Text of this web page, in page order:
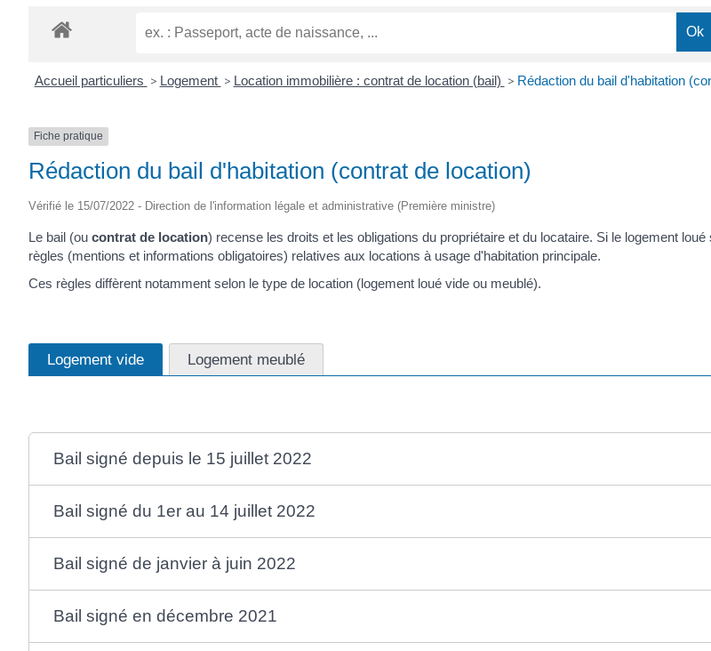
Accueil particuliers > Logement > Location immobilière : contrat de location (bail) > Rédaction du bail d'habitation
Fiche pratique
Rédaction du bail d'habitation (contrat de location)
Vérifié le 15/07/2022 - Direction de l'information légale et administrative (Première ministre)
Le bail (ou contrat de location) recense les droits et les obligations du propriétaire et du locataire. Si le logement
règles (mentions et informations obligatoires) relatives aux locations à usage d'habitation principale.
Ces règles diffèrent notamment selon le type de location (logement loué vide ou meublé).
Logement vide Logement meublé
Bail signé depuis le 15 juillet 2022
Bail signé du 1er au 14 juillet 2022
Bail signé de janvier à juin 2022
Bail signé en décembre 2021